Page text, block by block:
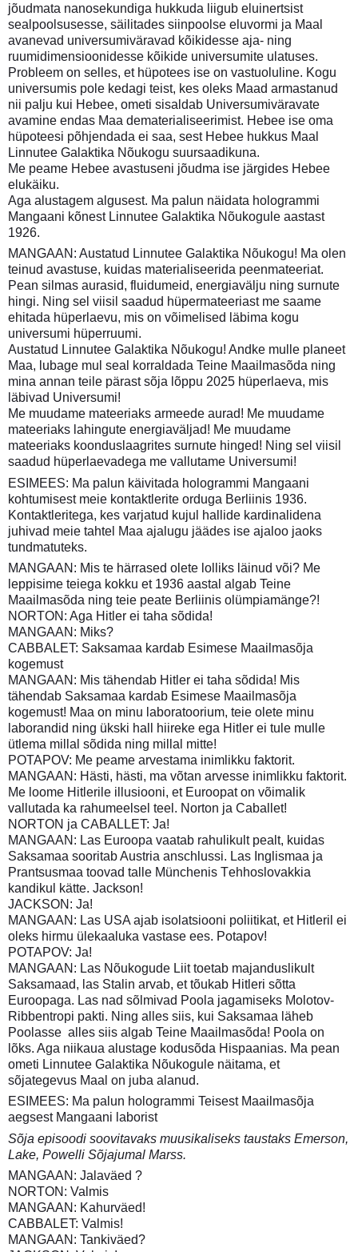
jõudmata nanosekundiga hukkuda liigub eluinertsist
sealpoolsusesse, säilitades siinpoolse eluvormi ja Maal
avanevad universumiväravad kõikidesse aja- ning
ruumidimensioonidesse kõikide universumite ulatuses.
Probleem on selles, et hüpotees ise on vastuoluline. Kogu
universumis pole kedagi teist, kes oleks Maad armastanud
nii palju kui Hebee, ometi sisaldab Universumiväravate
avamine endas Maa dematerialiseerimist. Hebee ise oma
hüpoteesi põhjendada ei saa, sest Hebee hukkus Maal
Linnutee Galaktika Nõukogu suursaadikuna.
Me peame Hebee avastuseni jõudma ise järgides Hebee
elukäiku.
Aga alustagem algusest. Ma palun näidata hologrammi
Mangaani kõnest Linnutee Galaktika Nõukogule aastast
1926.
MANGAAN: Austatud Linnutee Galaktika Nõukogu! Ma olen
teinud avastuse, kuidas materialiseerida peenmateeriat.
Pean silmas aurasid, fluidumeid, energiavälju ning surnute
hingi. Ning sel viisil saadud hüpermateeriast me saame
ehitada hüperlaevu, mis on võimelised läbima kogu
universumi hüperruumi.
Austatud Linnutee Galaktika Nõukogu! Andke mulle planeet
Maa, lubage mul seal korraldada Teine Maailmasõda ning
mina annan teile pärast sõja lõppu 2025 hüperlaeva, mis
läbivad Universumi!
Me muudame mateeriaks armeede aurad! Me muudame
mateeriaks lahingute energiaväljad! Me muudame
mateeriaks koonduslaagrites surnute hinged! Ning sel viisil
saadud hüperlaevadega me vallutame Universumi!
ESIMEES: Ma palun käivitada hologrammi Mangaani
kohtumisest meie kontaktlerite orduga Berliinis 1936.
Kontaktleritega, kes varjatud kujul hallide kardinalidena
juhivad meie tahtel Maa ajalugu jäädes ise ajaloo jaoks
tundmatuteks.
MANGAAN: Mis te härrased olete lolliks läinud või? Me
leppisime teiega kokku et 1936 aastal algab Teine
Maailmasõda ning teie peate Berliinis olümpiamänge?!
NORTON: Aga Hitler ei taha sõdida!
MANGAAN: Miks?
CABBALET: Saksamaa kardab Esimese Maailmasõja
kogemust
MANGAAN: Mis tähendab Hitler ei taha sõdida! Mis
tähendab Saksamaa kardab Esimese Maailmasõja
kogemust! Maa on minu laboratoorium, teie olete minu
laborandid ning ükski hall hiireke ega Hitler ei tule mulle
ütlema millal sõdida ning millal mitte!
POTAPOV: Me peame arvestama inimlikku faktorit.
MANGAAN: Hästi, hästi, ma võtan arvesse inimlikku faktorit.
Me loome Hitlerile illusiooni, et Euroopat on võimalik
vallutada ka rahumeelsel teel. Norton ja Caballet!
NORTON ja CABALLET: Ja!
MANGAAN: Las Euroopa vaatab rahulikult pealt, kuidas
Saksamaa sooritab Austria anschlussi. Las Inglismaa ja
Prantsusmaa toovad talle Münchenis Tehhoslovakkia
kandikul kätte. Jackson!
JACKSON: Ja!
MANGAAN: Las USA ajab isolatsiooni poliitikat, et Hitleril ei
oleks hirmu ülekaaluka vastase ees. Potapov!
POTAPOV: Ja!
MANGAAN: Las Nõukogude Liit toetab majanduslikult
Saksamaad, las Stalin arvab, et tõukab Hitleri sõtta
Euroopaga. Las nad sõlmivad Poola jagamiseks Molotov-
Ribbentropi pakti. Ning alles siis, kui Saksamaa läheb
Poolasse  alles siis algab Teine Maailmasõda! Poola on
lõks. Aga niikaua alustage kodusõda Hispaanias. Ma pean
ometi Linnutee Galaktika Nõukogule näitama, et
sõjategevus Maal on juba alanud.
ESIMEES: Ma palun hologrammi Teisest Maailmasõja
aegsest Mangaani laborist
Sõja episoodi soovitavaks muusikaliseks taustaks Emerson,
Lake, Powelli Sõjajumal Marss.
MANGAAN: Jalaväed ?
NORTON: Valmis
MANGAAN: Kahurväed!
CABBALET: Valmis!
MANGAAN: Tankiväed?